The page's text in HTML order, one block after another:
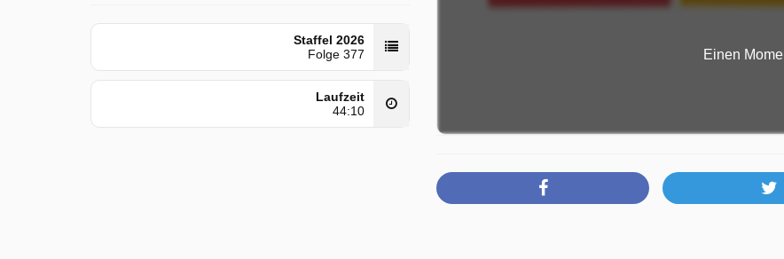
2026, 10:00 Uhr. Diese Folge wurde
zuerst am Donnerstag 8 Mai 2025
gepostet.
Staffel 2026
Folge 377
Laufzeit
44:10
Einen